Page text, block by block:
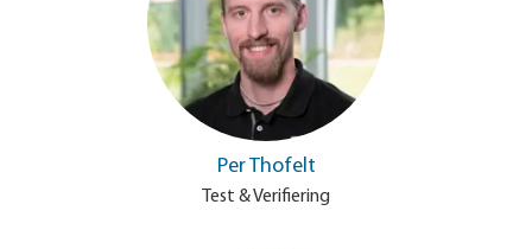
Per Thofelt
Test & Verifiering